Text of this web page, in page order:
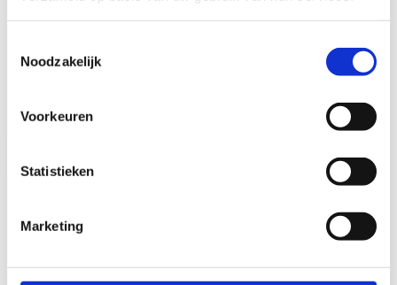
Noodzakelijk
Voorkeuren
Statistieken
Marketing